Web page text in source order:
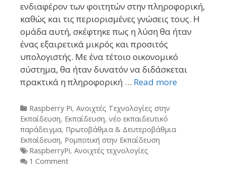
ενδιαφέρον των φοιτητών στην πληροφορική,
καθώς και τις περιορισμένες γνώσεις τους. Η
ομάδα αυτή, σκέφτηκε πως η λύση θα ήταν
ένας εξαιρετικά μικρός και προσιτός
υπολογιστής. Με ένα τέτοιο οικονομικό
σύστημα, θα ήταν δυνατόν να διδάσκεται
πρακτικά η πληροφορική … Read more
Categories
Raspberry Pi, Ανοιχτές Τεχνολογίες στην
Εκπαίδευση, Εκπαίδευση, νέο εκπαιδευτικό
παράδειγμα, Πρωτοβάθμια & Δευτεροβάθμια
Εκπαίδευση, Ρομποτική στην Εκπαίδευση
Tags
RaspberryPi, Ανοιχτές τεχνολογίες
1 Comment